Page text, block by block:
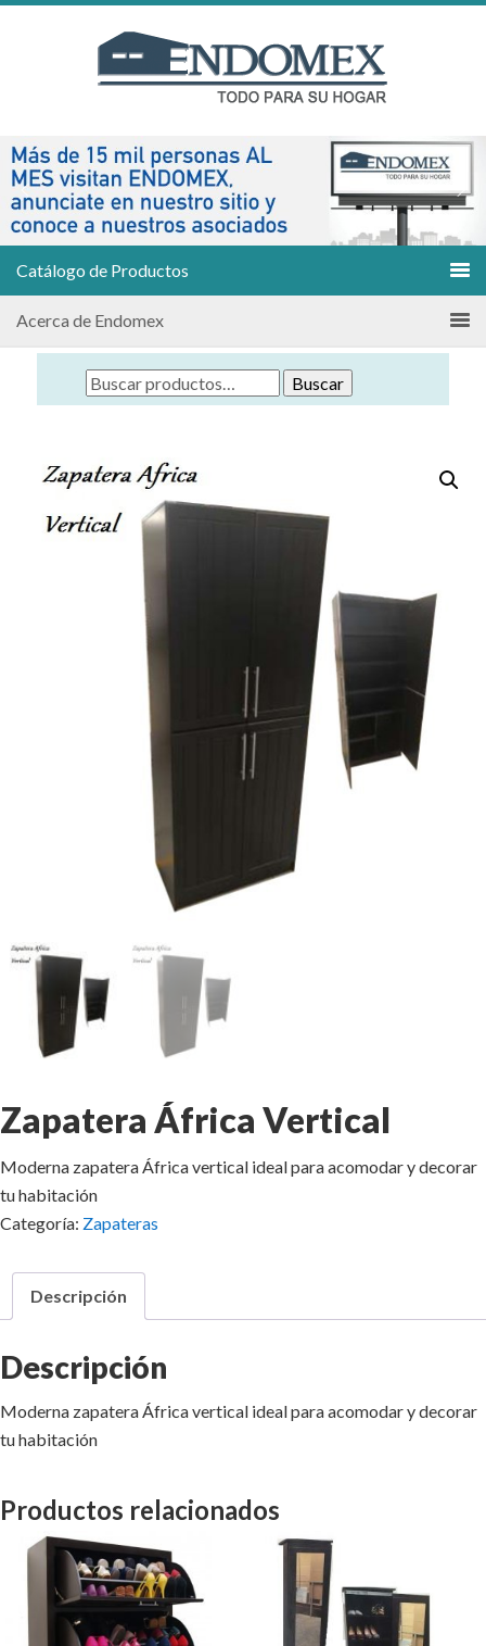
Catálogo de Productos
Acerca de Endomex
Buscar
Zapatera África Vertical
Moderna zapatera África vertical ideal para acomodar y decorar
tu habitación
Categoría: Zapateras
Descripción
Descripción
Moderna zapatera África vertical ideal para acomodar y decorar
tu habitación
Productos relacionados